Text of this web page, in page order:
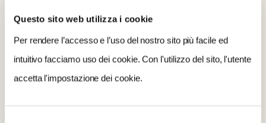
Questo sito web utilizza i cookie
Per rendere l’accesso e l’uso del nostro sito più facile ed
intuitivo facciamo uso dei cookie. Con l'utilizzo del sito, l'utente
accetta l'impostazione dei cookie.
custodiscel'identità e la cultura ladina di queste
montagne.